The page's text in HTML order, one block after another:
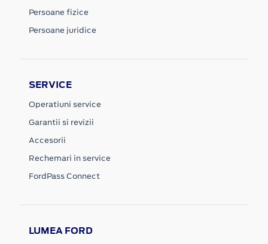
Persoane fizice
Persoane juridice
SERVICE
Operatiuni service
Garantii si revizii
Accesorii
Rechemari in service
FordPass Connect
LUMEA FORD